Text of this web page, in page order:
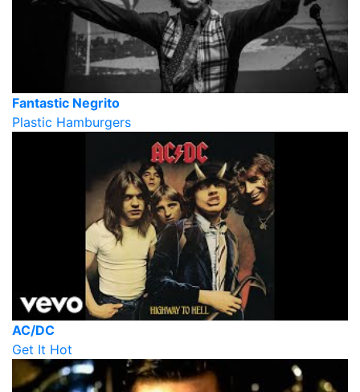
Fantastic Negrito
Plastic Hamburgers
AC/DC
Get It Hot